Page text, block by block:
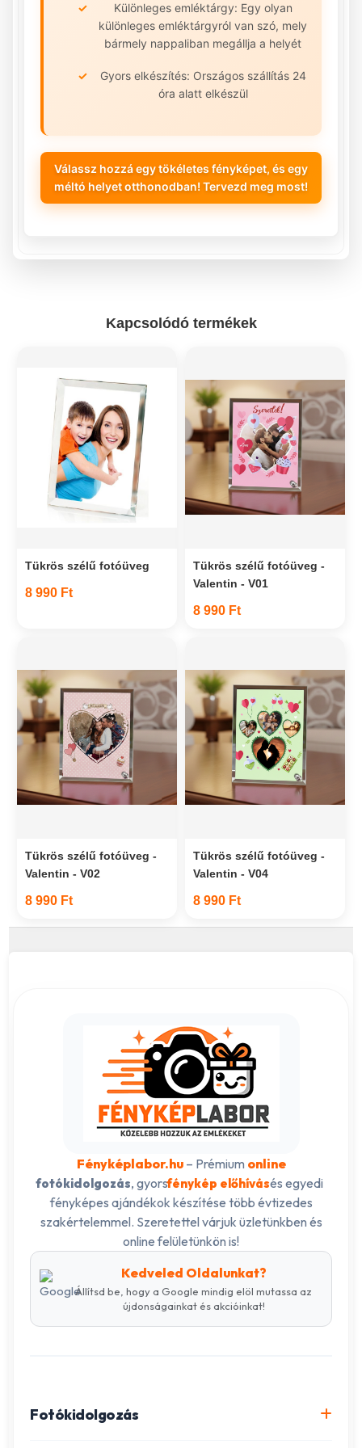
Különleges emléktárgy: Egy olyan
különleges emléktárgyról van szó, mely
bármely nappaliban megállja a helyét
Gyors elkészítés: Országos szállítás 24
óra alatt elkészül
Válassz hozzá egy tökéletes fényképet, és egy
méltó helyet otthonodban! Tervezd meg most!
Kapcsolódó termékek
Tükrös szélű fotóüveg
8 990 Ft
Tükrös szélű fotóüveg -
Valentin - V01
8 990 Ft
Tükrös szélű fotóüveg -
Valentin - V02
8 990 Ft
Tükrös szélű fotóüveg -
Valentin - V04
8 990 Ft
Fényképlabor.hu– Prémium online
fotókidolgozás, gyorsfénykép előhívásés egyedi
fényképes ajándékok készítése több évtizedes
szakértelemmel. Szeretettel várjuk üzletünkben és
online felületünkön is!
Kedveled Oldalunkat?
Állítsd be, hogy a Google mindig elöl mutassa az
újdonságainkat és akcióinkat!
Fotókidolgozás